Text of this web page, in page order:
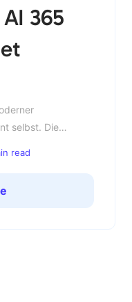
365
selbst. Die
Veranstaltungen
Event begeistert,
read